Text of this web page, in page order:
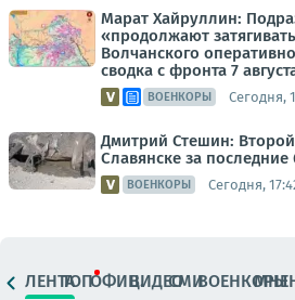
Марат Хайруллин:
«продолжают
Волчанского
сводка с фронта 7
ВОЕНКОРЫ Сегодня,
Дмитрий Стешин:
Славянске за последние
ВОЕНКОРЫ Сегодня,
ЛЕНТАТОПОФИЦ.ВИДЕОСМИВОЕНКОРЫ